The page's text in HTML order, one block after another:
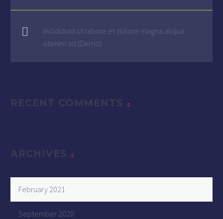
Incididunt ut labore et dolore magna aliqua
utenim ad (Demo)
RECENT COMMENTS
ARCHIVES
February 2021
September 2020